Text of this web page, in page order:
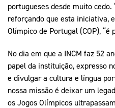
portugueses desde muito cedo.
reforçando que esta iniciativa,
Olímpico de Portugal (COP), “é
No dia em que a INCM faz 52
papel da instituição, expresso
e divulgar a cultura e língua
nossa missão é deixar um
os Jogos Olímpicos